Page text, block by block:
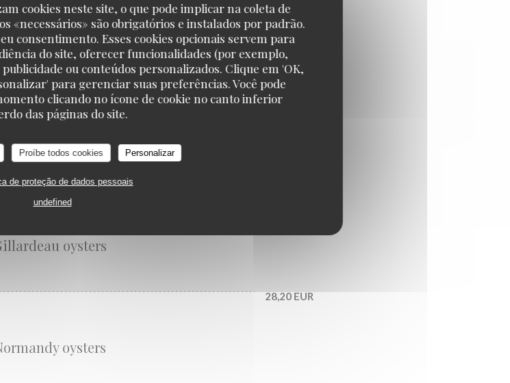
cookies neste site, o que pode implicar na coleta de
«necessários» são obrigatórios e instalados por padrão.
consentimento. Esses cookies opcionais servem para
do site, oferecer funcionalidades (por exemplo,
ou conteúdos personalizados. Clique em 'OK,
para gerenciar suas preferências. Você pode
clicando no ícone de cookie no canto inferior
das páginas do site.
Proíbe todos cookies Personalizar
de proteção de dados pessoais
undefined
29,70 EUR
Maritime oysters
oysters
28,20 EUR
oysters